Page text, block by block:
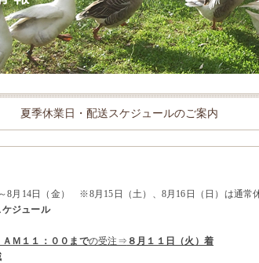
夏季休業日・配送スケジュールのご案内
8月14日（金） ※8月15日（土）、8月16日（日）は通常
ケジュール
Ｍ１１：００までの受注⇒ ８月１１日（火）着